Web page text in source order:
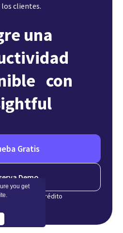
you get
clientes.
una
con
Gratis
Demo
tarjeta de crédito